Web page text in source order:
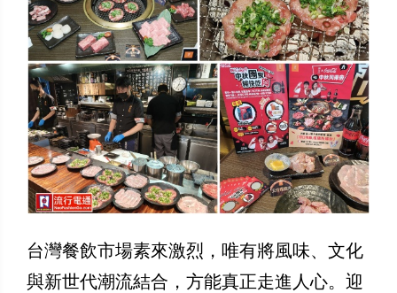
台灣餐飲市場素來激烈，唯有將風味、文化
與新世代潮流結合，方能真正走進人心。迎